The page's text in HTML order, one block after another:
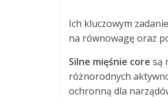
Ich kluczowym
na równowagę oraz
Silne mięśnie core są
różnorodnych
ochronną dla